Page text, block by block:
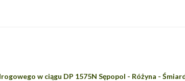
w ciągu DP 1575N Sępopol - Różyna -